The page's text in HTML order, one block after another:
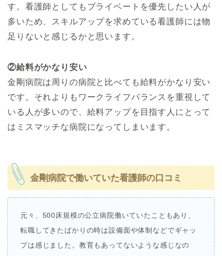
す。看護師としてもプライベートを優先したい人が
多いため、スキルアップを求めている看護師には物
足りないと感じるかと思います。
②給料がかなり安い
金剛病院は周りの病院と比べても給料がかなり安い
です。それよりもワークライフバランスを重視して
いる人が多いので、給料アップを目指す人にとって
はミスマッチな病院になってしまいます。
金剛病院で働いていた看護師の口コミ
元々、500床規模の公立病院働いていたこともあり、
転職してきたばかりの時は設備面や体制などでギャッ
プは感じました。教育もあってないような感じなの